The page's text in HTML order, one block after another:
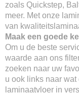
zoals Quickstep,
meer. Met onze
van
Maak een goede
Om u de beste
waarde aan ons
zoeken naar uw
u ook links naar
laminaatvloer in